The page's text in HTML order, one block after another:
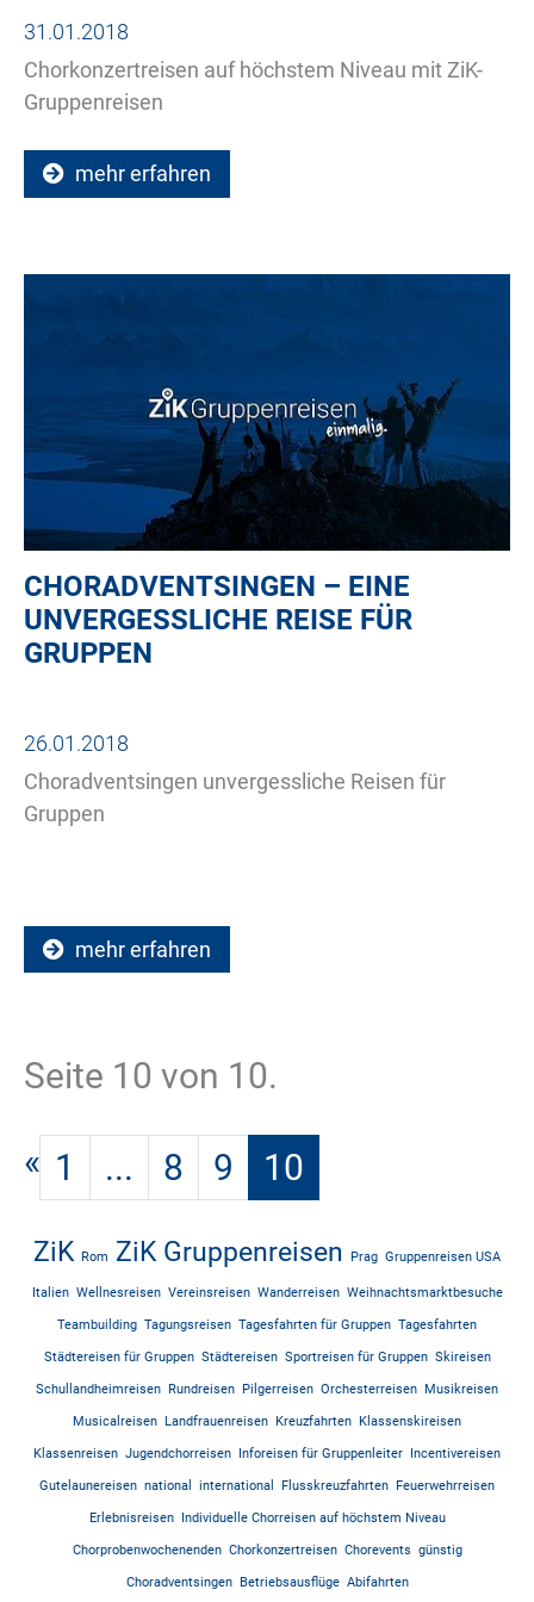
31.01.2018
Chorkonzertreisen auf höchstem Niveau mit ZiK-
Gruppenreisen
mehr erfahren
CHORADVENTSINGEN – EINE
UNVERGESSLICHE REISE FÜR
GRUPPEN
26.01.2018
Choradventsingen unvergessliche Reisen für
Gruppen
mehr erfahren
Seite 10 von 10.
« 1 ... 8 9 10
ZiK Rom ZiK Gruppenreisen Prag Gruppenreisen USA
Italien Wellnesreisen Vereinsreisen Wanderreisen Weihnachtsmarktbesuche
Teambuilding Tagungsreisen Tagesfahrten für Gruppen Tagesfahrten
Städtereisen für Gruppen Städtereisen Sportreisen für Gruppen Skireisen
Schullandheimreisen Rundreisen Pilgerreisen Orchesterreisen Musikreisen
Musicalreisen Landfrauenreisen Kreuzfahrten Klassenskireisen
Klassenreisen Jugendchorreisen Inforeisen für Gruppenleiter Incentivereisen
Gutelaunereisen national international Flusskreuzfahrten Feuerwehrreisen
Erlebnisreisen Individuelle Chorreisen auf höchstem Niveau
Chorprobenwochenenden Chorkonzertreisen Chorevents günstig
Choradventsingen Betriebsausflüge Abifahrten